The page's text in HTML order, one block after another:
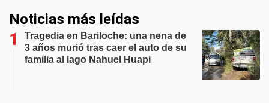
Noticias más leídas
Tragedia en Bariloche: una nena de
3 años murió tras caer el auto de su
familia al lago Nahuel Huapi